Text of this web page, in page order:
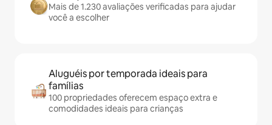
Mais de 1.230 avaliações verificadas para ajudar
você a escolher
Aluguéis por temporada ideais para
famílias
100 propriedades oferecem espaço extra e
comodidades ideais para crianças